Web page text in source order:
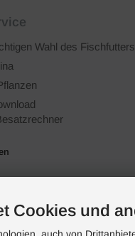
Wahl des Fischfutters
Cookies und